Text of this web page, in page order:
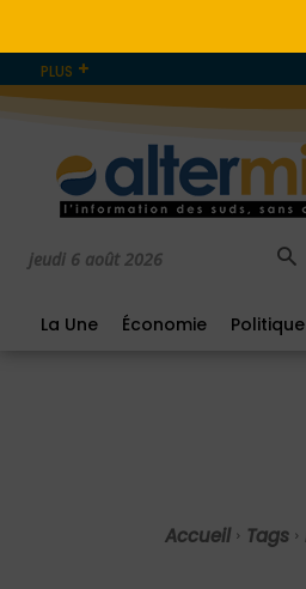
PLUS
jeudi 6 août 2026
La Une Économie Politique
Accueil Tags